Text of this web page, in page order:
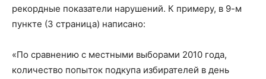
рекордные показатели нарушений. К примеру, в 9-м
пункте (3 страница) написано:
«По сравнению с местными выборами 2010 года,
количество попыток подкупа избирателей в день